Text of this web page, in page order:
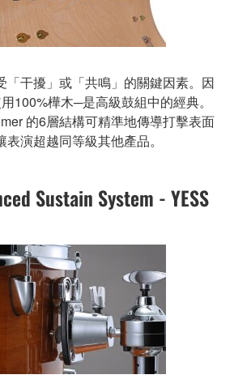
「干擾」或「共鳴」的關鍵因素。因
100%樺木─是高級鼓組中的經典。
的6層結構可精準地傳導打擊表面
演超越同等級其他產品。
Sustain System - YESS